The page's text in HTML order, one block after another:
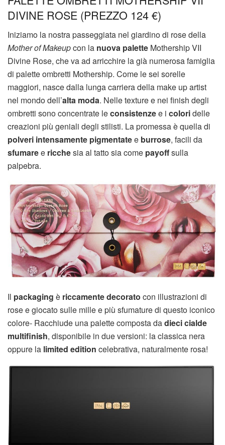
DIVINE ROSE (PREZZO 124 €)
Iniziamo la nostra passeggiata nel giardino di rose della
Mother of Makeupcon la nuova palette Mothership VII
Divine Rose, che va ad arricchire la già numerosa famiglia
di palette ombretti Mothership. Come le sei sorelle
maggiori, nasce dalla lunga carriera della make up artist
nel mondo dell’alta moda. Nelle texture e nei finish degli
ombretti sono concentrate leconsistenzee i coloridelle
creazioni più geniali degli stilisti. La promessa è quella di
polveri intensamente pigmentatee burrose, facili da
sfumaree ricchesia al tatto sia come payoffsulla
palpebra.
Il packaging è riccamente decorato con illustrazioni di
rose e giocato sulle mille e più sfumature di questo iconico
colore- Racchiude una palette composta dadieci cialde
multifinish, disponibile in due versioni: la classica nera
oppure la limited edition celebrativa, naturalmente rosa!